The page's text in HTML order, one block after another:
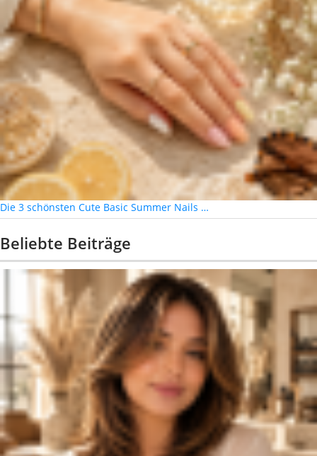
Die 3 schönsten Cute Basic Summer Nails …
Beliebte Beiträge